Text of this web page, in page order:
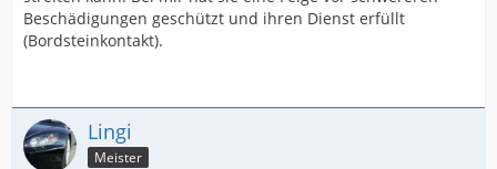
Beschädigungen geschützt und ihren Dienst erfüllt
(Bordsteinkontakt).
Lingi
Meister